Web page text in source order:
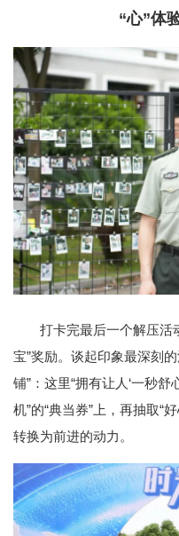
“心”体
打卡完最后一个解压活
宝”奖励。谈起印象最深刻
铺”：这里“拥有让人‘一秒舒
机”的“典当券”上，再抽取“
转换为前进的动力。